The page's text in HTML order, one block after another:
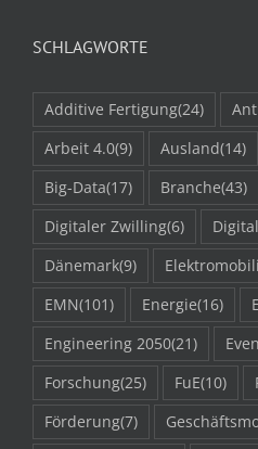
SCHLAGWORTE
Additive Fertigung(24)
Arbeit 4.0(9) Ausland(14)
Big-Data(17) Branche(43)
Digitaler Zwilling(6)
Dänemark(9)
EMN(101) Energie(16)
Engineering 2050(21)
Forschung(25) FuE(10)
Förderung(7)